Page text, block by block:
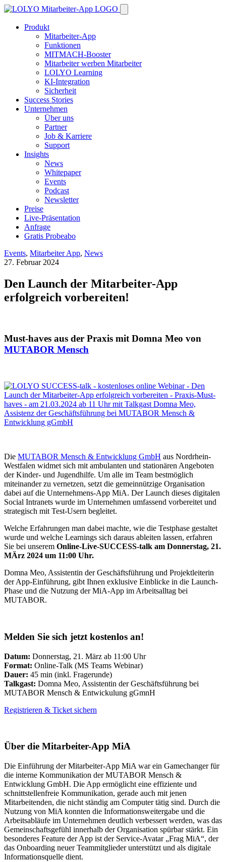
Produkt
Mitarbeiter-App
Funktionen
MITMACH-Booster
Mitarbeiter werben Mitarbeiter
LOLYO Learning
KI-Integration
Sicherheit
Success Stories
Unternehmen
Über uns
Partner
Job & Karriere
Support
Insights
News
Whitepaper
Events
Podcast
Newsletter
Preise
Live-Präsentation
Anfrage
Gratis Probeabo
Events, Mitarbeiter App, News
27. Februar 2024
Den Launch der Mitarbeiter-App
erfolgreich vorbereiten!
Must-haves aus der Praxis mit Domna Meo von
MUTABOR Mensch
Die MUTABOR Mensch & Entwicklung GmbH aus Nordrhein-
Westfalen widmet sich mit ambulanten und stationären Angeboten
der Kinder- und Jugendhilfe. Um alle im Team bestmöglich
miteinander zu vernetzen, setzt die gemeinnützige Organisation
dabei auf die Unternehmens-App MiA. Der Launch dieses digitalen
Social Intranets wurde im Unternehmen umfassend vorbereitet und
strategisch mit Test-Usern begleitet.
Welche Erfahrungen man dabei machte, wie die Testphase gestaltet
wurde und welche Learnings sich daraus ableiten lassen, erfahren
Sie bei unserem Online-Live-SUCCESS-talk am Donnerstag, 21.
MÄrz 2024 um 11:00 Uhr.
Domna Meo, Assistentin der Geschäftsführung und Projektleiterin
der App-Einführung, gibt Ihnen exklusive Einblicke in die Launch-
Phase und die Nutzung der MiA-App im Arbeitsalltag bei
MUTABOR.
Melden Sie sich jetzt kostenlos an!
Datum: Donnerstag, 21. März ab 11:00 Uhr
Format: Online-Talk (MS Teams Webinar)
Dauer: 45 min (inkl. Fragerunde)
Talkgast: Domna Meo, Assistentin der Geschäftsführung bei
MUTABOR Mensch & Entwickulung gGmnH
Registrieren & Ticket sichern
Über die Mitarbeiter-App MiA
Die Einführung der Mitarbeiter-App MiA war ein Gamechanger für
die interne Kommunikation der MUTABOR Mensch &
Entwicklung GmbH. Die App ermöglicht eine effiziente und
schnittstellenfreie Kommunikation, gerade auch mit jenen
Mitarbeitenden, die nicht ständig am Computer tätig sind. Durch die
Nutzung von MiA konnten die Informationsweitergabe und die
Arbeitsabläufe im Unternehmen deutlich verbessert werden, was das
Gemeinschaftsgefühl innerhalb der Organisation spürbar stärkt. Ein
besonderes Feature der App ist der Service-Avatar „Frag MiA“, der
das Onboarding neuer Teammitglieder unterstützt und als digitale
Informationsquelle dient.